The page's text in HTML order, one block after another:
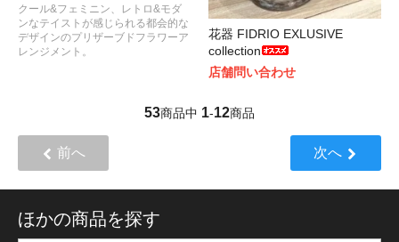
クール&フェミニン、レトロ&モダ
ンなテイストが感じられる都会的な
デザインのプリザーブドフラワーア
レンジメント。
花器 FIDRIO EXLUSIVE
collection
店舗問い合わせ
53商品中 1-12商品
前へ 次へ
ほかの商品を探す